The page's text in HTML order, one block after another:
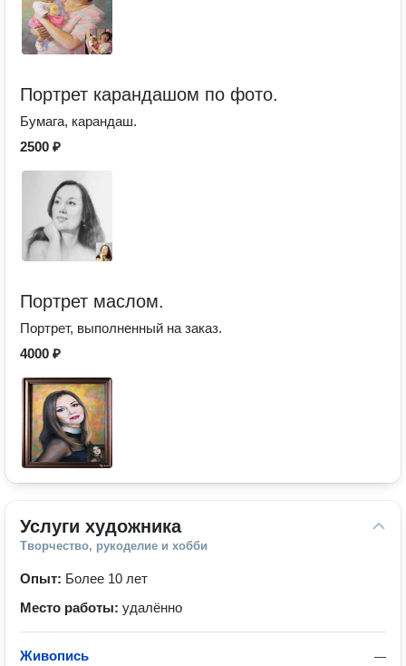
Портрет карандашом по фото.
Бумага, карандаш.
2500 ₽
Портрет маслом.
Портрет, выполненный на заказ.
4000 ₽
Услуги художника
Творчество, рукоделие и хобби
Опыт: Более 10 лет
Место работы: удалённо
—
Живопись